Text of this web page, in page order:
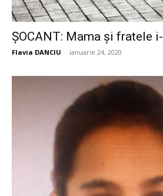
ȘOCANT: Mama și fratele
Flavia DANCIU - ianuarie 24, 2020